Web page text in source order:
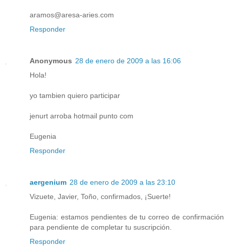
aramos@aresa-aries.com
Responder
Anonymous 28 de enero de 2009 a las 16:06
Hola!
yo tambien quiero participar
jenurt arroba hotmail punto com
Eugenia
Responder
aergenium 28 de enero de 2009 a las 23:10
Vizuete, Javier, Toño, confirmados, ¡Suerte!
Eugenia: estamos pendientes de tu correo de confirmación
para pendiente de completar tu suscripción.
Responder